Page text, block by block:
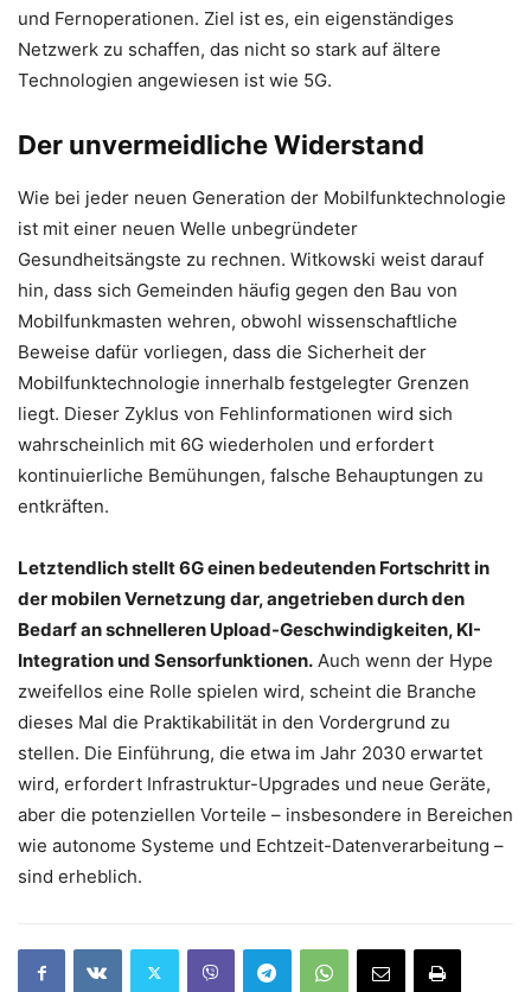
und Fernoperationen. Ziel ist es, ein eigenständiges
Netzwerk zu schaffen, das nicht so stark auf ältere
Technologien angewiesen ist wie 5G.
Der unvermeidliche Widerstand
Wie bei jeder neuen Generation der Mobilfunktechnologie
ist mit einer neuen Welle unbegründeter
Gesundheitsängste zu rechnen. Witkowski weist darauf
hin, dass sich Gemeinden häufig gegen den Bau von
Mobilfunkmasten wehren, obwohl wissenschaftliche
Beweise dafür vorliegen, dass die Sicherheit der
Mobilfunktechnologie innerhalb festgelegter Grenzen
liegt. Dieser Zyklus von Fehlinformationen wird sich
wahrscheinlich mit 6G wiederholen und erfordert
kontinuierliche Bemühungen, falsche Behauptungen zu
entkräften.
Letztendlich stellt 6G einen bedeutenden Fortschritt in
der mobilen Vernetzung dar, angetrieben durch den
Bedarf an schnelleren Upload-Geschwindigkeiten, KI-
Integration und Sensorfunktionen. Auch wenn der Hype
zweifellos eine Rolle spielen wird, scheint die Branche
dieses Mal die Praktikabilität in den Vordergrund zu
stellen. Die Einführung, die etwa im Jahr 2030 erwartet
wird, erfordert Infrastruktur-Upgrades und neue Geräte,
aber die potenziellen Vorteile – insbesondere in Bereichen
wie autonome Systeme und Echtzeit-Datenverarbeitung –
sind erheblich.